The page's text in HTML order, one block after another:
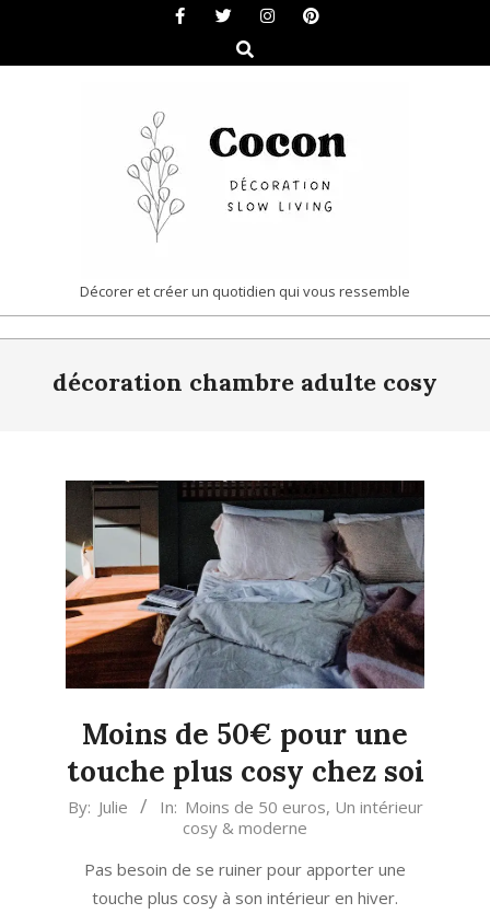
content
Search
COCON
|
DÉCORATION
LIVING
Décorer et créer un quotidien qui vous ressemble
Navigationdécoration chambre adulte cosy
Moins de 50€ pour une
touche plus cosy chez soi
2023-
By: Julie In: Moins de 50 euros, Un intérieur
cosy & moderne
Pas besoin de se ruiner pour apporter une
touche plus cosy à son intérieur en hiver.